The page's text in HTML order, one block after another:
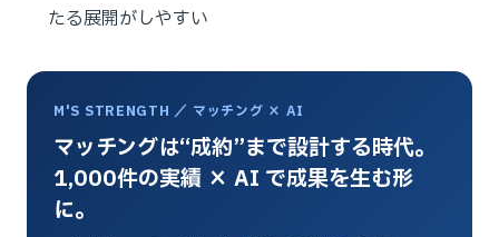
たる展開がしやすい
M'S STRENGTH ／ マッチング × AI
マッチングは“成約”まで設計する時代。
1,000件の実績 × AI で成果を生む形
に。